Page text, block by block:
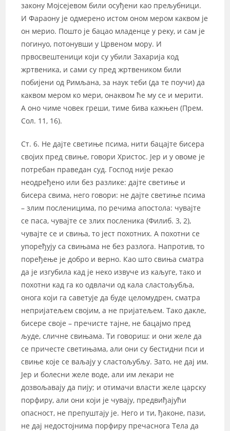
закону Мојсејевом били осуђени као прељубници.
И Фараону је одмерено истом оном мером каквом је
он мерио. Пошто је бацао младенце у реку, и сам је
погинуо, потонувши у Црвеном мору. И
првосвештеници који су убили Захарија код
жртвеника, и сами су пред жртвеником били
побијени од Римљана, за наук теби (да те поучи) да
каквом мером ко мери, онаквом ће му се и мерити.
А оно чиме човек греши, тиме бива кажњен (Прем.
Сол. 11, 16).
Ст. 6. Не дајте светиње псима, нити бацајте бисера
својих пред свиње, говори Христос. Јер и у овоме је
потребан праведан суд. Господ није рекао
неодређено или без разлике: дајте светиње и
бисера свима, него говори: не дајте светиње псима
– злим посленицима, по речима апостола: чувајте
се паса, чувајте се злих посленика (Филиб. 3, 2),
чувајте се и свиња, то јест похотних. А похотни се
упоређују са свињама не без разлога. Напротив, то
поређење је добро и верно. Као што свиња сматра
да је изгубила кад је неко извуче из каљуге, тако и
похотни кад га ко одвлачи од кала сластољубља,
онога који га саветује да буде целомудрен, сматра
непријатељем својим, а не пријатељем. Тако дакле,
бисере своје – пречисте тајне, не бацајмо пред
људе, сличне свињама. Ти говориш: и они желе да
се причесте светињама, али они су бестидни пси и
свиње које се ваљају у сластољубљу. Зато, не дај им.
Јер и болесни желе воде, али им лекари не
дозвољавају да пију; и отимачи власти желе царску
порфиру, али они који је чувају, предвиђајући
опасност, не препуштају је. Него и ти, ђаконе, пази,
не дај недостојнима порфиру пречаснога Тела да